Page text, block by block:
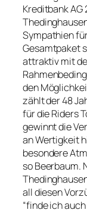
Kreditbank AG
Sympathien
Gesamtpaket
attraktiv mit
den
zählt der 48
für die Riders
gewinnt die
an Wertigkeit
besondere
so Beerbaum.
all diesen
“finde ich auch